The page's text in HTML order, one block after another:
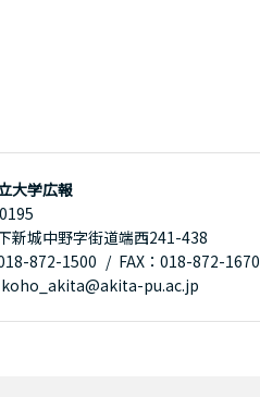
大学広報
新城中野字街道端西241-438
872-1500
FAX：018-872-1670
koho_akita@akita-pu.ac.jp